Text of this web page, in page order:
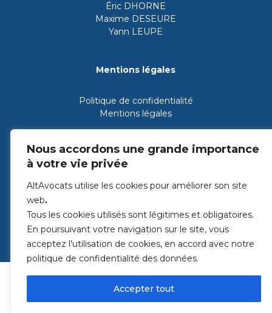
Nous accordons une grande importance
à votre vie privée
AltAvocats utilise les cookies pour améliorer son site
web.
Tous les cookies utilisés sont légitimes et obligatoires.
En poursuivant votre navigation sur le site, vous
acceptez l'utilisation de cookies, en accord avec notre
politique de confidentialité des données.
Accepter tout
Éric DHORNE
Maxime DESEURE
Yann LEUPE
Mentions légales
Politique de confidentialité
Mentions légales
© 2026ALTAVOCATS Création : Agence Kynova